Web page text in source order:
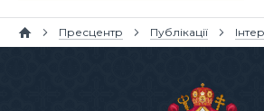
Пресцентр Публікації